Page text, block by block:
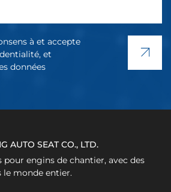
à et accepte
et
données
AUTO SEAT CO., LTD.
pour engins de chantier, avec des
le monde entier.